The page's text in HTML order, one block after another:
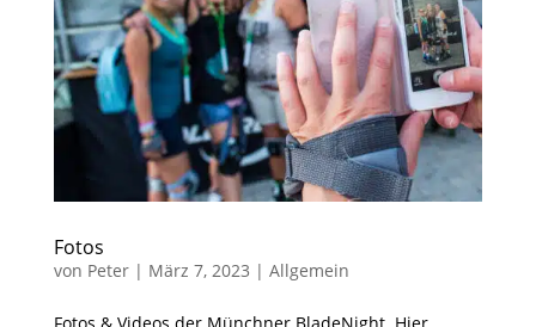
Fotos
von Peter| März 7, 2023 | Allgemein